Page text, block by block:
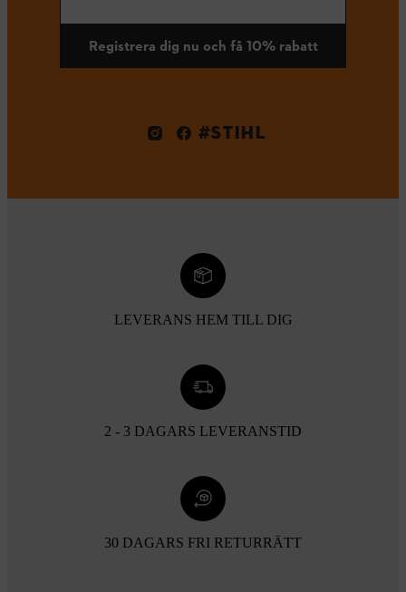
Registrera dig nu och få 10% rabatt
#STIHL
LEVERANS HEM TILL DIG
2 - 3 DAGARS LEVERANSTID
30 DAGARS FRI RETURRÄTT